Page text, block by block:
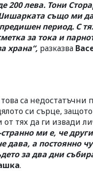
200 лева. Тони
също ми
период. С
за тока и
храна“, разказва
са недостатъчни
си сърце,
от тях да ги извади
ми е, че
дава, а постоянно
за два дни
.